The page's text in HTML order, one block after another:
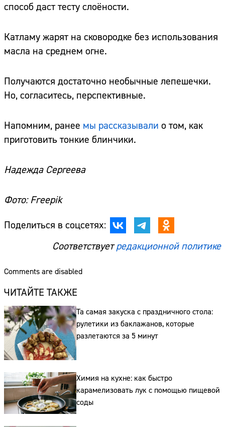
способ даст тесту слоёности.
Катламу жарят на сковородке без использования
масла на среднем огне.
Получаются достаточно необычные лепешечки.
Но, согласитесь, перспективные.
Напомним, ранее мы рассказывали о том, как
приготовить тонкие блинчики.
Надежда Сергеева
Фото: Freepik
Поделиться в соцсетях:
Соответствуетредакционной политике
Comments are disabled
ЧИТАЙТЕ ТАКЖЕ
Та самая закуска с праздничного стола:
рулетики из баклажанов, которые
разлетаются за 5 минут
Химия на кухне: как быстро
карамелизовать лук с помощью пищевой
соды